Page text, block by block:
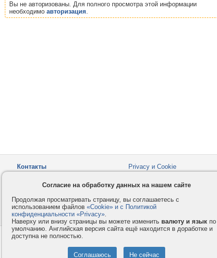
Вы не авторизованы. Для полного просмотра этой информации
необходимо авторизация.
Контакты
Privacy и Cookie
Как оплатить
Форумы
© 2008-2026VMESTE.EU
Согласие на обработку данных на нашем сайте
Продолжая просматривать страницу, вы соглашаетесь с
использованием файлов «Cookie» и с Политикой
конфиденциальности «Privacy».
Наверху или внизу страницы вы можете изменить валюту и язык по
умолчанию. Английская версия сайта ещё находится в доработке и
доступна не полностью.